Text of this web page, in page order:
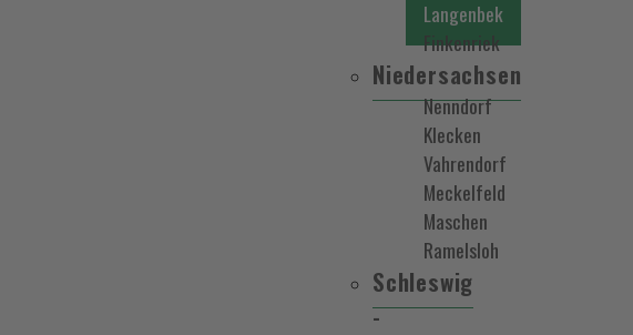
Langenbek
Finkenriek
Niedersachsen
Nenndorf
Klecken
Vahrendorf
Meckelfeld
Maschen
Ramelsloh
Schleswig
-